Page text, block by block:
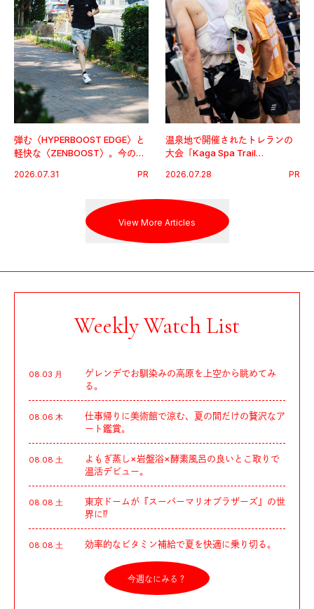
弾む〈HYPERBOOST EDGE〉と
軽快な〈ZENBOOST〉。今の時
出した新機軸。
2026.07.31 PR
温泉地で開催されたトレランの
大会「Kaga Spa Trail
戦を夢見るランナーたちの奮闘
2026.07.28 PR
View More Articles
Weekly Watch List
08.03 月
ゲレンデでお馴染みの高原を上空から眺めてみ
る。
08.06 木
仕事帰りに美術館で涼む、夏の間だけの贅沢なア
ート鑑賞。
08.08 土
よもぎ蒸し×岩盤浴×酵素風呂の良いとこ取りで
温活デビュー。
08.08 土
東京ドームが『スーパーマリオブラザーズ』の世
界に⁉︎
08.08 土 効率的なビタミン補給で夏を快適に乗り切る。
今週なにみる？